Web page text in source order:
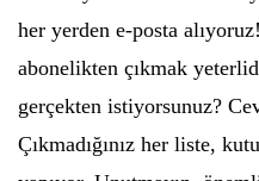
her yerden e-posta
abonelikten çıkmak
gerçekten istiyorsunuz?
Çıkmadığınız her liste,